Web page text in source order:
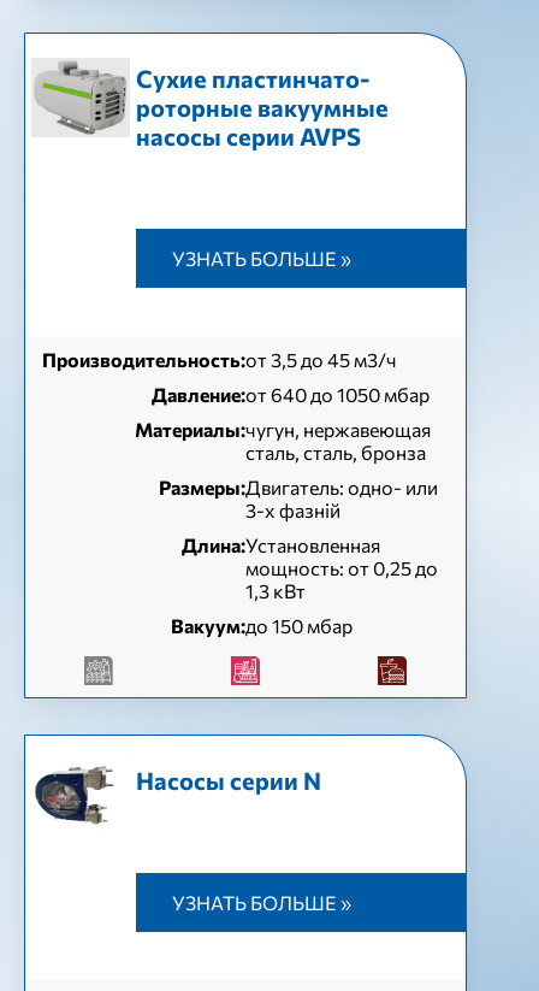
Сухие пластинчато-
роторные вакуумные
насосы серии AVPS
УЗНАТЬ БОЛЬШЕ »
Производительность:от 3,5 до 45 м3/ч
Давление:от 640 до 1050 мбар
Материалы:чугун, нержавеющая
сталь, сталь, бронза
Размеры:Двигатель: одно- или
3-х фазній
Длина:Установленная
мощность: от 0,25 до
1,3 кВт
Вакуум:до 150 мбар
Насосы серии N
УЗНАТЬ БОЛЬШЕ »